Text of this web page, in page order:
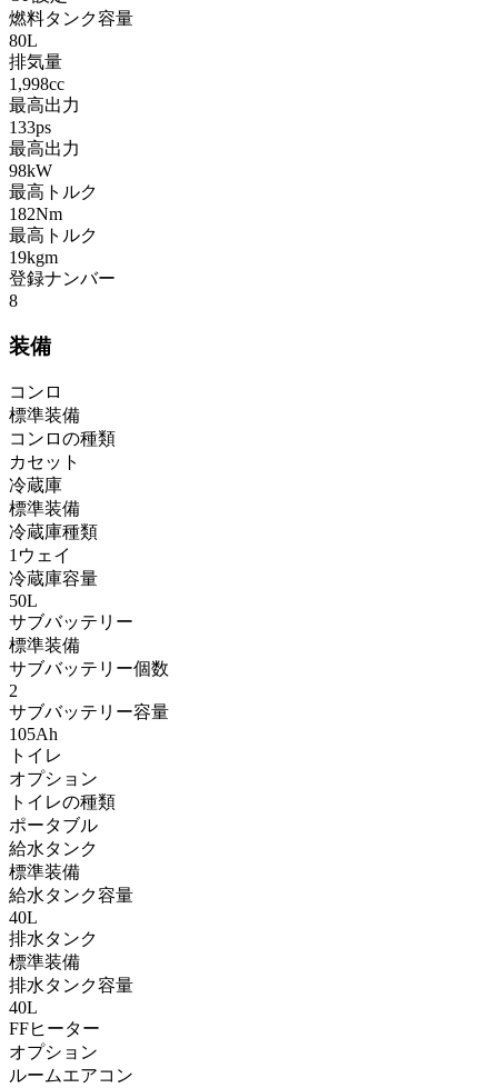
燃料タンク容量
80L
排気量
1,998cc
最高出力
133ps
最高出力
98kW
最高トルク
182Nm
最高トルク
19kgm
登録ナンバー
8
装備
コンロ
標準装備
コンロの種類
カセット
冷蔵庫
標準装備
冷蔵庫種類
1ウェイ
冷蔵庫容量
50L
サブバッテリー
標準装備
サブバッテリー個数
2
サブバッテリー容量
105Ah
トイレ
オプション
トイレの種類
ポータブル
給水タンク
標準装備
給水タンク容量
40L
排水タンク
標準装備
排水タンク容量
40L
FFヒーター
オプション
ルームエアコン